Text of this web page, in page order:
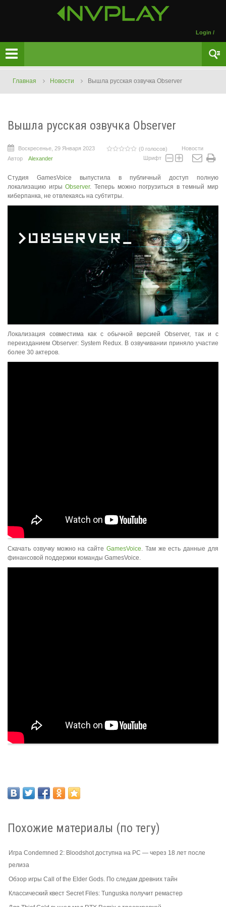
Login /
Главная Новости Вышла русская озвучка Observer
Вышла русская озвучка Observer
Воскресенье, 29 Января 2023 (0 голосов)
Новости
Автор
Alexander Шрифт
Студия GamesVoice выпустила в публичный доступ полную
локализацию игрыObserver. Теперь можно погрузиться в темный мир
киберпанка, не отвлекаясь на субтитры.
Локализация совместима как с обычной версией Observer, так и с
переизданием Observer: System Redux. В озвучивании приняло участие
более 30 актеров.
Скачать озвучку можно на сайте GamesVoice. Там же есть данные для
финансовой поддержки команды GamesVoice.
Похожие материалы (по тегу)
Игра Condemned 2: Bloodshot доступна на PC — через 18 лет после
релиза
Обзор игры Call of the Elder Gods. По следам древних тайн
Классический квест Secret Files: Tunguska получит ремастер